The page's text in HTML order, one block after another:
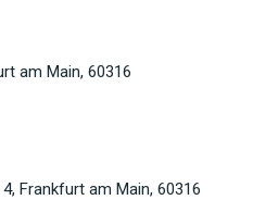
am Main, 60316
Frankfurt am Main, 60316